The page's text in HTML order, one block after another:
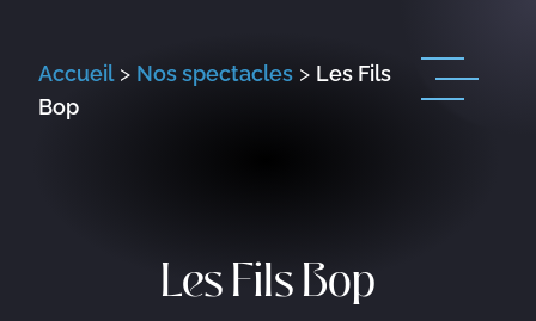
Accueil> Nos spectacles > Les Fils
Bop
Les Fils Bop